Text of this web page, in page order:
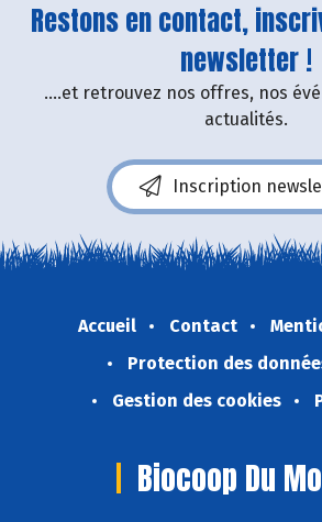
Restons en contact,
newsletter !
....et retrouvez nos offres, nos
actualités.
Inscription
Accueil Contact
Protection des
Gestion des cookies
Biocoop Du